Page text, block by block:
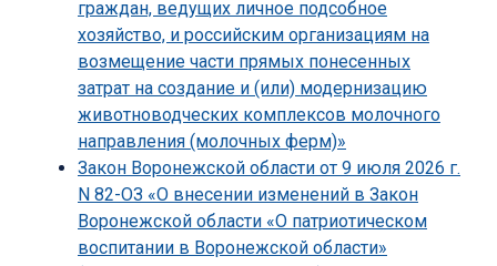
граждан, ведущих личное подсобное
хозяйство, и российским организациям на
возмещение части прямых понесенных
затрат на создание и (или) модернизацию
животноводческих комплексов молочного
направления (молочных ферм)»
Закон Воронежской области от 9 июля 2026 г.
N 82-ОЗ «О внесении изменений в Закон
Воронежской области «О патриотическом
воспитании в Воронежской области»